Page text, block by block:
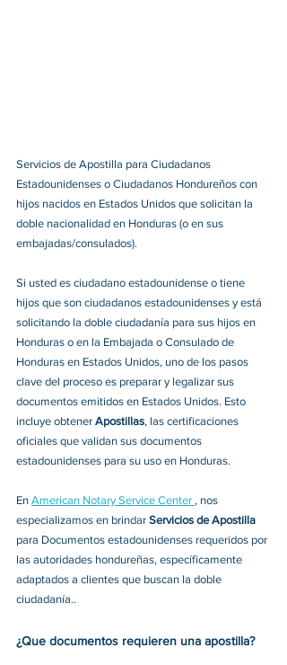
Servicios de Apostilla para Ciudadanos
Estadounidenses o Ciudadanos Hondureños con
hijos nacidos en Estados Unidos que solicitan la
doble nacionalidad en Honduras (o en sus
embajadas/consulados).
Si usted es ciudadano estadounidense o tiene
hijos que son ciudadanos estadounidenses y está
solicitando la doble ciudadanía para sus hijos en
Honduras o en la Embajada o Consulado de
Honduras en Estados Unidos, uno de los pasos
clave del proceso es preparar y legalizar sus
documentos emitidos en Estados Unidos. Esto
incluye obtener Apostillas, las certificaciones
oficiales que validan sus documentos
estadounidenses para su uso en Honduras.
En American Notary Service Center , nos
especializamos en brindar Servicios de Apostilla
para Documentos estadounidenses requeridos por
las autoridades hondureñas, específicamente
adaptados a clientes que buscan la doble
ciudadanía..
¿Que documentos requieren una apostilla?